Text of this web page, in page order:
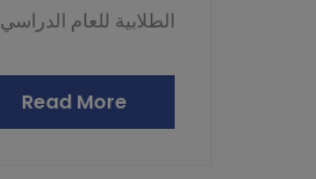
الطلابية للعام الدراسي 2025 / 2026شهد المهرجان حضورًا كبيرًا
Read More